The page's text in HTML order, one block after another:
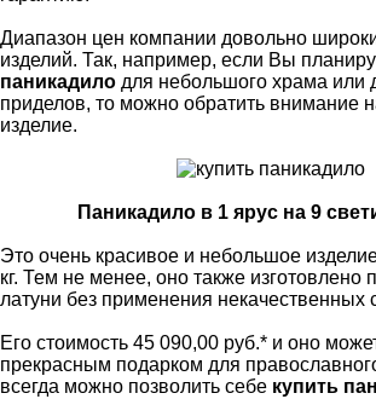
Диапазон цен компании довольно
изделий. Так, например, если Вы
паникадило для небольшого храма или
приделов, то можно обратить внимание
изделие.
Паникадило в 1 ярус на 9
Это очень красивое и небольшое
кг. Тем не менее, оно также изготовлено
латуни без применения некачественных
Его стоимость 45 090,00 руб.* и оно
прекрасным подарком для
всегда можно позволить себе купить